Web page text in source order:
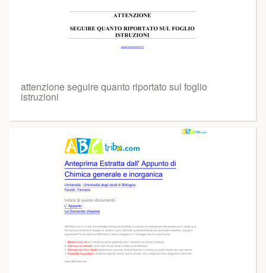
attenzione seguire quanto riportato sul foglio
istruzioni